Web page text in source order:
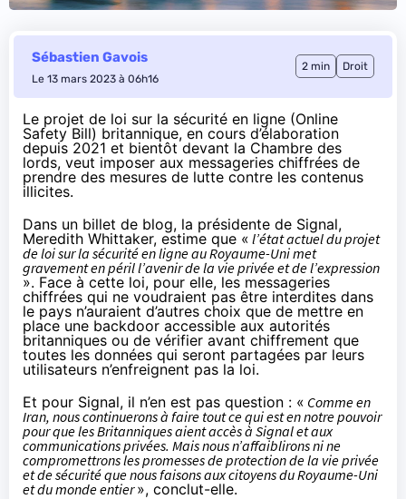
Sébastien Gavois
Le 13 mars 2023 à 06h16
2 min Droit
Le projet de loi sur la sécurité en ligne (Online
Safety Bill) britannique, en cours d’élaboration
depuis 2021 et bientôt devant la Chambre des
lords, veut imposer aux messageries chiffrées de
prendre des mesures de lutte contre les contenus
illicites.
Dans un billet de blog, la présidente de Signal,
Meredith Whittaker, estime que « l’état actuel du projet
de loi sur la sécurité en ligne au Royaume-Uni met
gravement en péril l’avenir de la vie privée et de l’expression
». Face à cette loi, pour elle, les messageries
chiffrées qui ne voudraient pas être interdites dans
le pays n’auraient d’autres choix que de mettre en
place une backdoor accessible aux autorités
britanniques ou de vérifier avant chiffrement que
toutes les données qui seront partagées par leurs
utilisateurs n’enfreignent pas la loi.
Et pour Signal, il n’en est pas question : « Comme en
Iran, nous continuerons à faire tout ce qui est en notre pouvoir
pour que les Britanniques aient accès à Signal et aux
communications privées. Mais nous n’affaiblirons ni ne
compromettrons les promesses de protection de la vie privée
et de sécurité que nous faisons aux citoyens du Royaume-Uni
et du monde entier», conclut-elle.